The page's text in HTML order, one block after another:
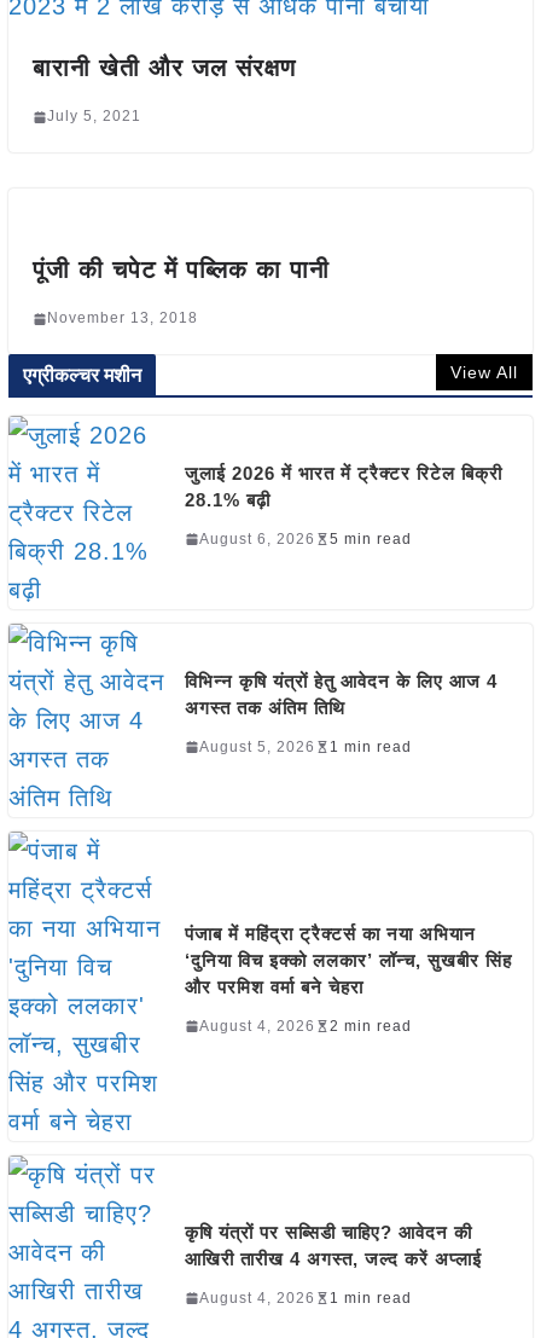
बारानी खेती और जल संरक्षण
July 5, 2021
पूंजी की चपेट में पब्लिक का पानी
November 13, 2018
एग्रीकल्चर मशीन View All
जुलाई 2026 में भारत में ट्रैक्टर रिटेल बिक्री
28.1% बढ़ी
August 6, 2026 5 min read
विभिन्न कृषि यंत्रों हेतु आवेदन के लिए आज 4
अगस्त तक अंतिम तिथि
August 5, 2026 1 min read
पंजाब में महिंद्रा ट्रैक्टर्स का नया अभियान
‘दुनिया विच इक्को ललकार’ लॉन्च, सुखबीर सिंह
और परमिश वर्मा बने चेहरा
August 4, 2026 2 min read
कृषि यंत्रों पर सब्सिडी चाहिए? आवेदन की
आखिरी तारीख 4 अगस्त, जल्द करें अप्लाई
August 4, 2026 1 min read